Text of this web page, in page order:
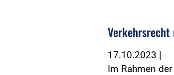
17.10.2023 |
Im Rahmen